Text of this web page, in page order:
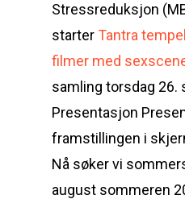
Stressreduksjon
starter Tantra
filmer med
samling torsdag 26.
Presentasjon
framstillingen i
Nå søker vi
august sommeren